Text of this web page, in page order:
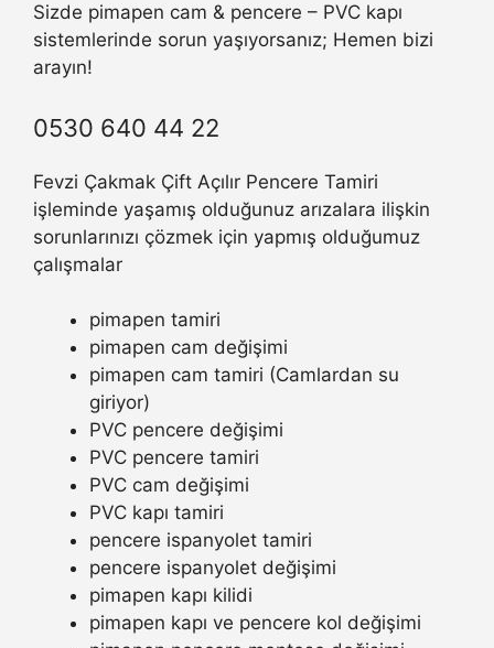
Sizde pimapen cam & pencere – PVC kapı
sistemlerinde sorun yaşıyorsanız; Hemen bizi
arayın!
0530 640 44 22
Fevzi Çakmak Çift Açılır Pencere Tamiri
işleminde yaşamış olduğunuz arızalara ilişkin
sorunlarınızı çözmek için yapmış olduğumuz
çalışmalar
pimapen tamiri
pimapen cam değişimi
pimapen cam tamiri (Camlardan su
giriyor)
PVC pencere değişimi
PVC pencere tamiri
PVC cam değişimi
PVC kapı tamiri
pencere ispanyolet tamiri
pencere ispanyolet değişimi
pimapen kapı kilidi
pimapen kapı ve pencere kol değişimi